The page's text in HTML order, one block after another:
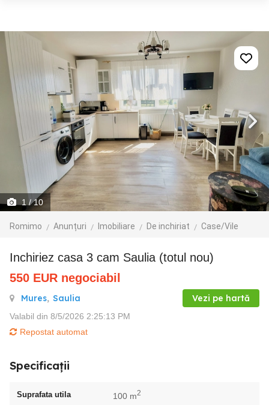
1 / 10
Romimo Anunțuri Imobiliare De inchiriat Case/Vile
Inchiriez casa 3 cam Saulia (totul nou)
550 EUR negociabil
Mures, Saulia Vezi pe hartă
Valabil din 8/5/2026 2:25:13 PM
Repostat automat
Specificații
Suprafata utila 100 m2